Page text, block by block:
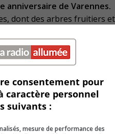
anniversaire de Varennes.
dont des arbres fruitiers
de citoyenneté et de
la forêt urbaine de la
de cette idée.
consentement pour
caractère personnel
suivants :
mesure de performance des